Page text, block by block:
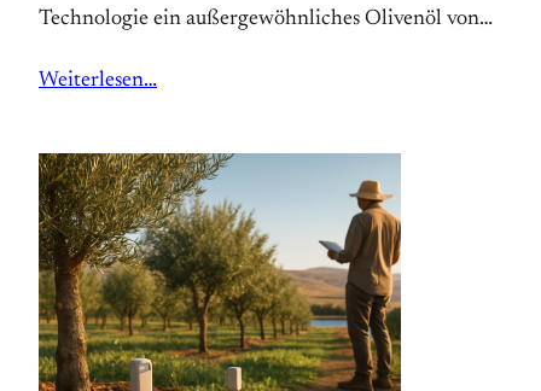
Technologie ein außergewöhnliches Olivenöl von
erfahren.
Weiterlesen…